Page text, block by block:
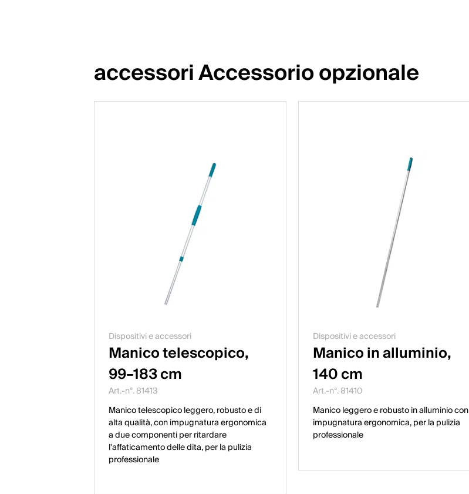
accessori Accessorio opzionale
Dispositivi e accessori
Manico telescopico,
99–183 cm
Art.-n°. 81413
Manico telescopico leggero, robusto e di
alta qualità, con impugnatura ergonomica
a due componenti per ritardare
l'affaticamento delle dita, per la pulizia
professionale
Dispositivi e accessori
Manico in alluminio,
140 cm
Art.-n°. 81410
Manico leggero e robusto in alluminio con
impugnatura ergonomica, per la pulizia
professionale